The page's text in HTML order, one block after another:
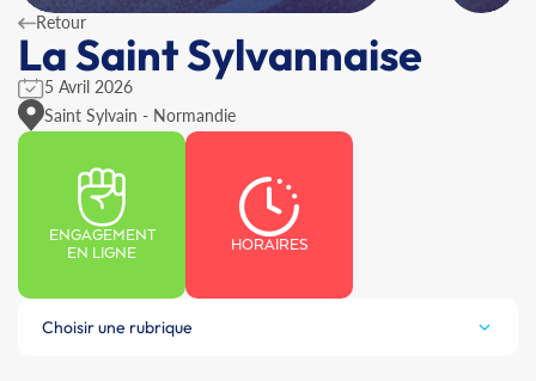
Retour
La Saint Sylvannaise
5 Avril 2026
Saint Sylvain - Normandie
ENGAGEMENT
EN LIGNE
HORAIRES
Choisir une rubrique